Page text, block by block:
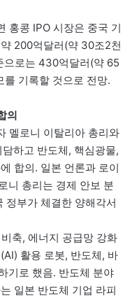
홍콩 IPO 시장은 중국 기
200억달러(약 30조2천
으로는 430억달러(약 65
를 기록할 것으로 전망.
의
멜로니 이탈리아 총리와
하고 반도체, 핵심광물,
합의. 일본 언론과 로이
니 총리는 경제 안보 분
정부가 체결한 양해각서
축, 에너지 공급망 강화
활용 로봇, 반도체, 바
기로 했음. 반도체 분야
일본 반도체 기업 라피